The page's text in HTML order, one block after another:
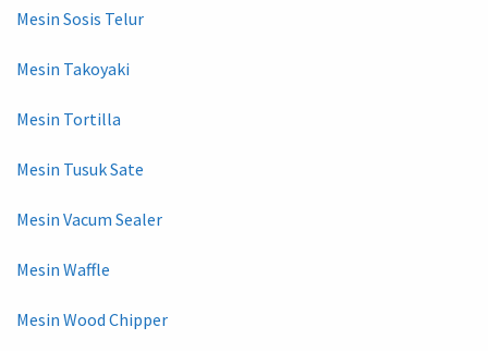
Mesin Sosis Telur
Mesin Takoyaki
Mesin Tortilla
Mesin Tusuk Sate
Mesin Vacum Sealer
Mesin Waffle
Mesin Wood Chipper